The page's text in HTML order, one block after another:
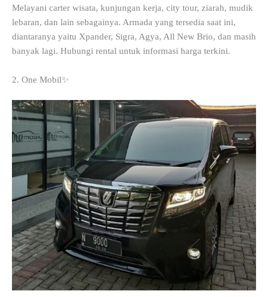
Melayani carter wisata, kunjungan kerja, city tour, ziarah, mudik
lebaran, dan lain sebagainya. Armada yang tersedia saat ini,
diantaranya yaitu Xpander, Sigra, Agya, All New Brio, dan masih
banyak lagi. Hubungi rental untuk informasi harga terkini.
2. One Mobil✨